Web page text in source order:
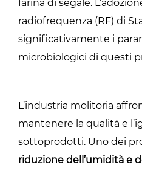
farina di segale.
radiofrequenza (RF) di
significativamente i
microbiologici di questi
L’industria molitoria
mantenere la qualità e
sottoprodotti. Uno dei
riduzione dell’umidità e